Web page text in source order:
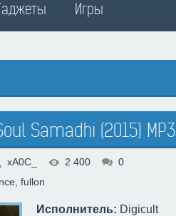
Игры
Samadhi (2015)
xA0C_ 2 400
0
fullon
Исполнитель: Digicult